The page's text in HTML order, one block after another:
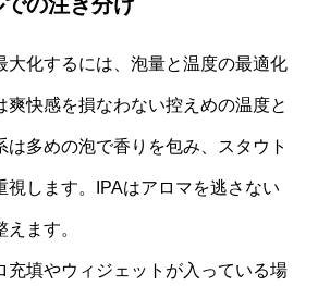
大化するには、泡量と温度の最適化
爽快感を損なわない控えめの温度と
は多めの泡で香りを包み、スタウト
視します。IPAはアロマを逃さない
ます。
充填やウィジェットが入っている場